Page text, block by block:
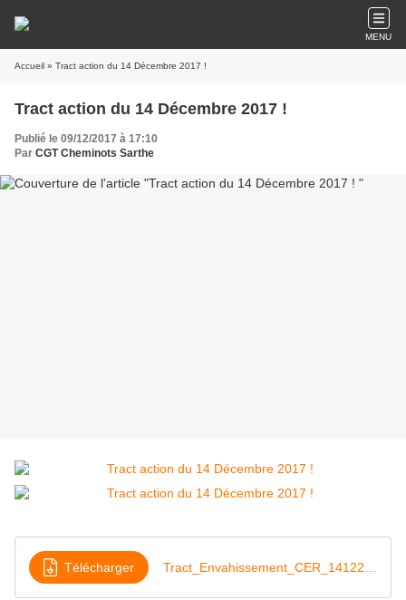
MENU
Accueil » Tract action du 14 Décembre 2017 !
Tract action du 14 Décembre 2017 !
Publié le 09/12/2017 à 17:10
Par CGT Cheminots Sarthe
Télécharger